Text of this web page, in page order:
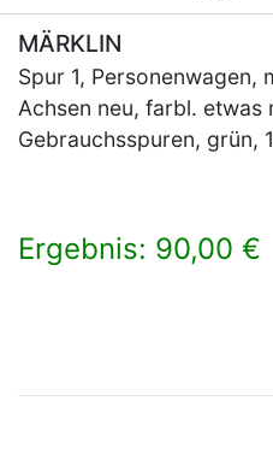
MÄRKLIN
Spur 1, Personenwagen,
Achsen neu, farbl. etwas
Gebrauchsspuren, grün,
Ergebnis: 90,00 €